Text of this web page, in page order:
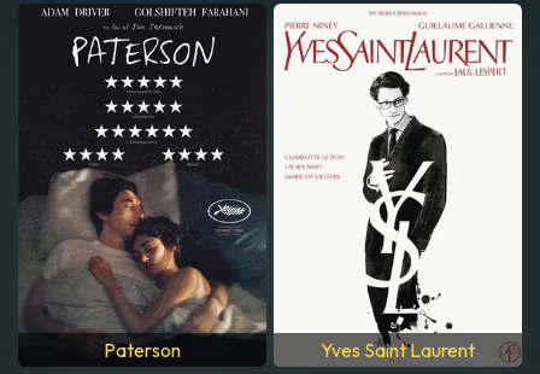
Paterson Yves Saint Laurent